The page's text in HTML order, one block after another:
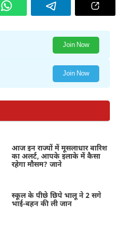
Join Now
Join Now
आज इन राज्यों में मूसलाधार बारिश
का अलर्ट, आपके इलाके में कैसा
रहेगा मौसम? जाने
स्कूल के पीछे छिपे भालू ने 2 सगे
भाई-बहन की ली जान